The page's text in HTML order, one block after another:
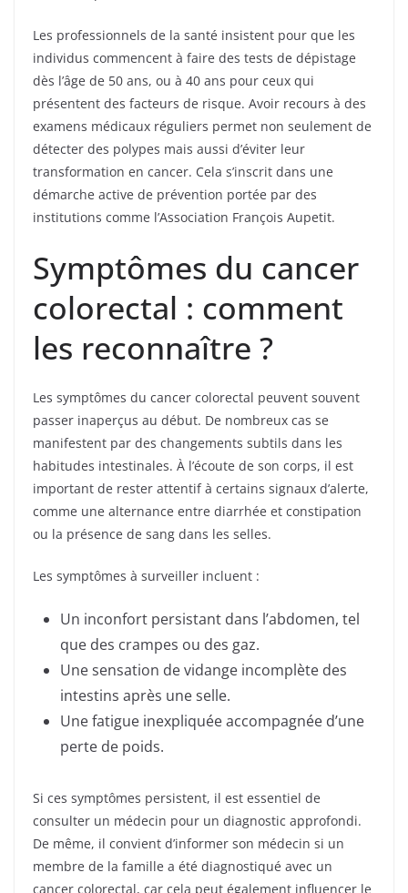
Les professionnels de la santé insistent pour que les
individus commencent à faire des tests de dépistage
dès l’âge de 50 ans, ou à 40 ans pour ceux qui
présentent des facteurs de risque. Avoir recours à des
examens médicaux réguliers permet non seulement de
détecter des polypes mais aussi d’éviter leur
transformation en cancer. Cela s’inscrit dans une
démarche active de prévention portée par des
institutions comme l’Association François Aupetit.
Symptômes du cancer
colorectal : comment
les reconnaître ?
Les symptômes du cancer colorectal peuvent souvent
passer inaperçus au début. De nombreux cas se
manifestent par des changements subtils dans les
habitudes intestinales. À l’écoute de son corps, il est
important de rester attentif à certains signaux d’alerte,
comme une alternance entre diarrhée et constipation
ou la présence de sang dans les selles.
Les symptômes à surveiller incluent :
Un inconfort persistant dans l’abdomen, tel
que des crampes ou des gaz.
Une sensation de vidange incomplète des
intestins après une selle.
Une fatigue inexpliquée accompagnée d’une
perte de poids.
Si ces symptômes persistent, il est essentiel de
consulter un médecin pour un diagnostic approfondi.
De même, il convient d’informer son médecin si un
membre de la famille a été diagnostiqué avec un
cancer colorectal, car cela peut également influencer le